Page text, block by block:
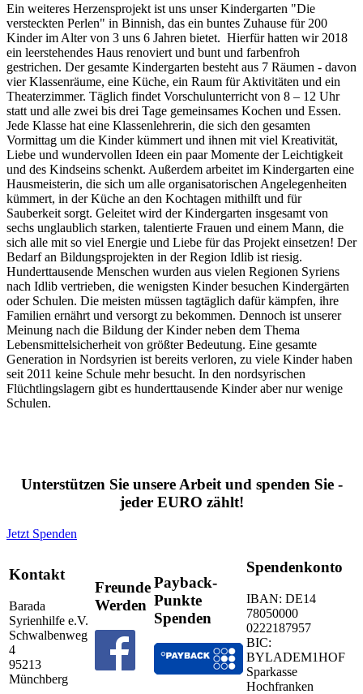
Ein weiteres Herzensprojekt ist uns unser Kindergarten "Die
versteckten Perlen" in Binnish, das ein buntes Zuhause für 200
Kinder im Alter von 3 uns 6 Jahren bietet. Hierfür hatten wir 2018
ein leerstehendes Haus renoviert und bunt und farbenfroh
gestrichen. Der gesamte Kindergarten besteht aus 7 Räumen - davon
vier Klassenräume, eine Küche, ein Raum für Aktivitäten und ein
Theaterzimmer. Täglich findet Vorschulunterricht von 8 – 12 Uhr
statt und alle zwei bis drei Tage gemeinsames Kochen und Essen.
Jede Klasse hat eine Klassenlehrerin, die sich den gesamten
Vormittag um die Kinder kümmert und ihnen mit viel Kreativität,
Liebe und wundervollen Ideen ein paar Momente der Leichtigkeit
und des Kindseins schenkt. Außerdem arbeitet im Kindergarten eine
Hausmeisterin, die sich um alle organisatorischen Angelegenheiten
kümmert, in der Küche an den Kochtagen mithilft und für
Sauberkeit sorgt. Geleitet wird der Kindergarten insgesamt von
sechs unglaublich starken, talentierte Frauen und einem Mann, die
sich alle mit so viel Energie und Liebe für das Projekt einsetzen! Der
Bedarf an Bildungsprojekten in der Region Idlib ist riesig.
Hunderttausende Menschen wurden aus vielen Regionen Syriens
nach Idlib vertrieben, die wenigsten Kinder besuchen Kindergärten
oder Schulen. Die meisten müssen tagtäglich dafür kämpfen, ihre
Familien ernährt und versorgt zu bekommen. Dennoch ist unserer
Meinung nach die Bildung der Kinder neben dem Thema
Lebensmittelsicherheit von größter Bedeutung. Eine gesamte
Generation in Nordsyrien ist bereits verloren, zu viele Kinder haben
seit 2011 keine Schule mehr besucht. In den nordsyrischen
Flüchtlingslagern gibt es hunderttausende Kinder aber nur wenige
Schulen.
Unterstützen Sie unsere Arbeit und spenden Sie -
jeder EURO zählt!
Jetzt Spenden
Kontakt
Barada
Syrienhilfe e.V.
Schwalbenweg
4
95213
Münchberg
Freunde
Werden
Payback-
Punkte
Spenden
Spendenkonto
IBAN: DE14
78050000
0222187957
BIC:
BYLADEM1HOF
Sparkasse
Hochfranken